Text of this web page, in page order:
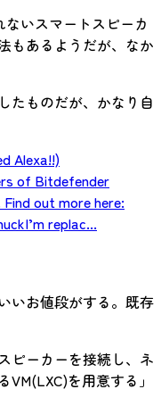
いスマートスピーカ
もあるようだが、なか
たものだが、かなり自
Alexa!!)
of Bitdefender
out more here:
replac...
いお値段がする。既存
ピーカーを接続し、ネ
を用意する」